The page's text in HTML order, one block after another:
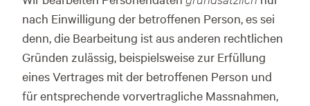
nach Einwilligung der betroffenen Person, es sei
denn, die Bearbeitung ist aus anderen rechtlichen
Gründen zulässig, beispielsweise zur Erfüllung
eines Vertrages mit der betroffenen Person und
für entsprechende vorvertragliche Massnahmen,